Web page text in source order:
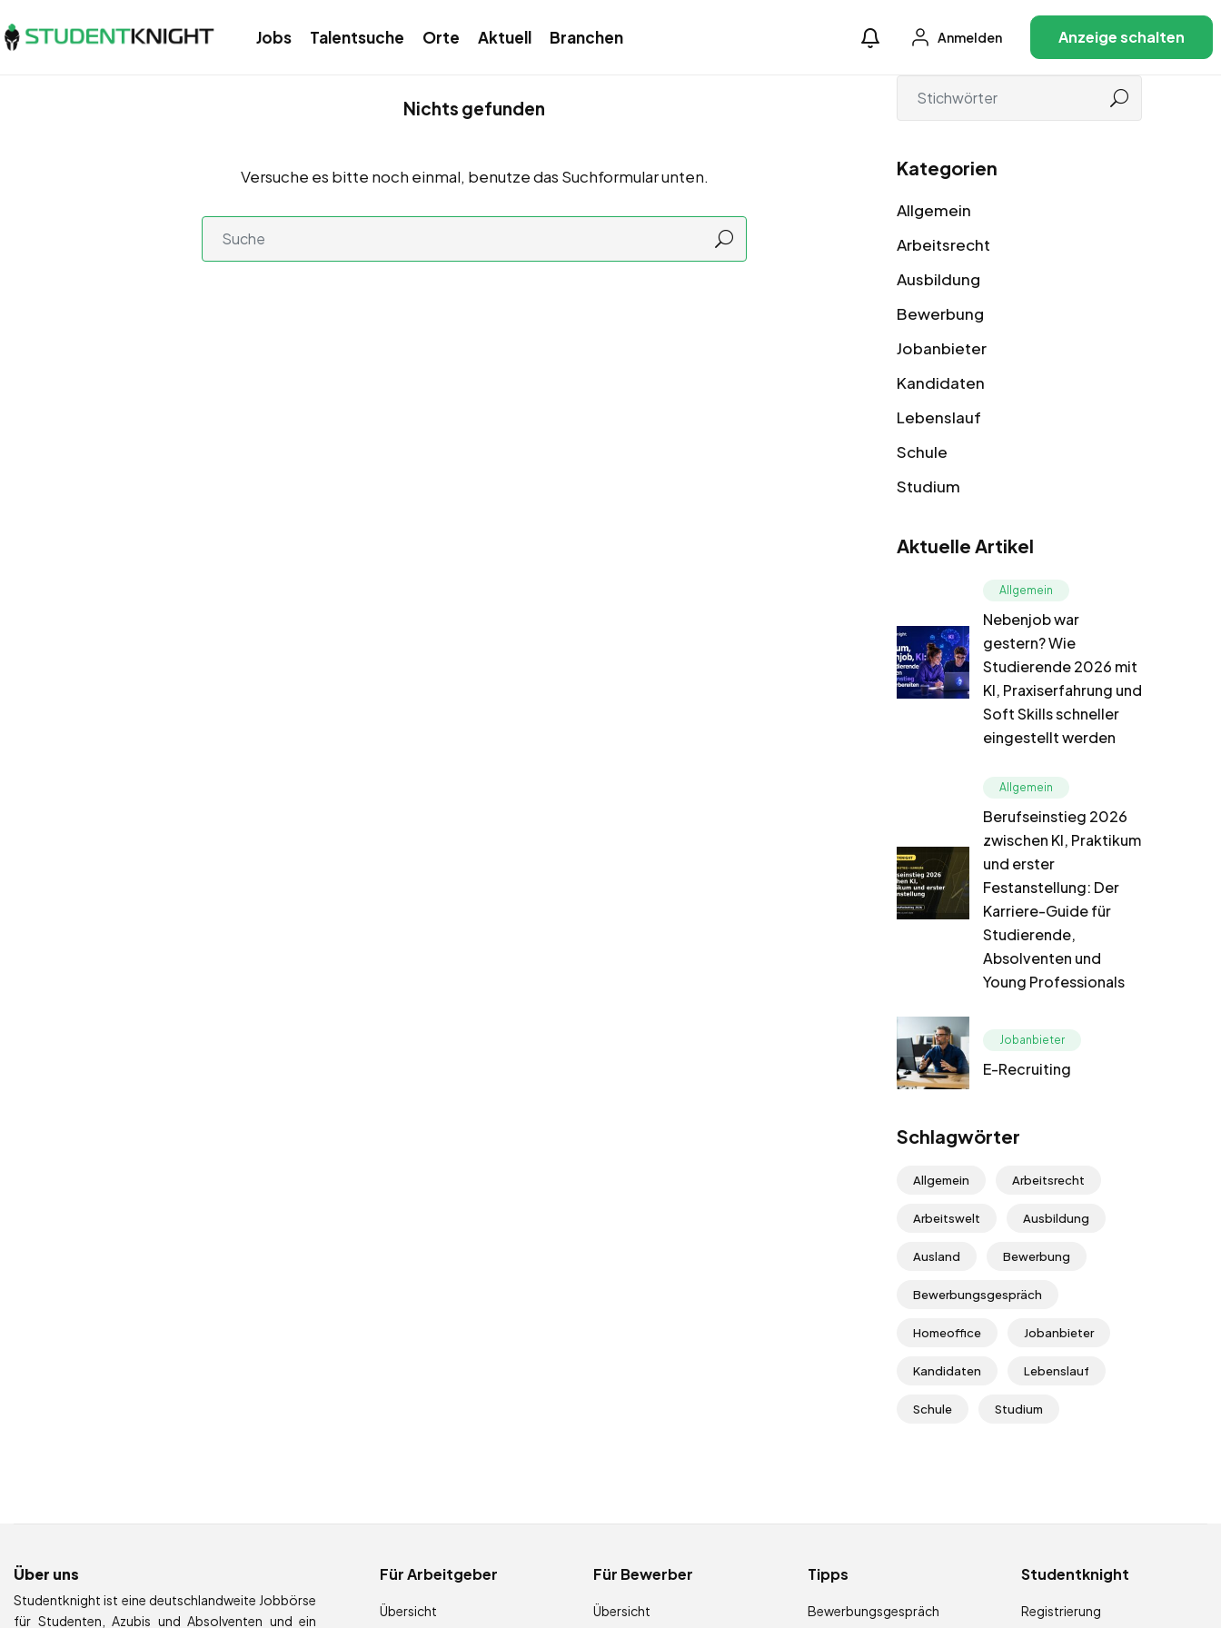
Jobs Talentsuche Orte Aktuell Branchen Anmelden Anzeige schalten
Nichts gefunden
Versuche es bitte noch einmal, benutze das Suchformular unten. Kategorien
Allgemein
Arbeitsrecht
Ausbildung
Bewerbung
Jobanbieter
Kandidaten
Lebenslauf
Schule
Studium
Aktuelle Artikel
Allgemein
Nebenjob war
gestern? Wie
Studierende 2026 mit
KI, Praxiserfahrung und
Soft Skills schneller
eingestellt werden
Allgemein
Berufseinstieg 2026
zwischen KI, Praktikum
und erster
Festanstellung: Der
Karriere-Guide für
Studierende,
Absolventen und
Young Professionals
Jobanbieter
E-Recruiting
Schlagwörter
Allgemein Arbeitsrecht
Arbeitswelt Ausbildung
Ausland Bewerbung
Bewerbungsgespräch
Homeoffice Jobanbieter
Kandidaten Lebenslauf
Schule Studium
Über uns
Studentknight ist eine deutschlandweite Jobbörse
für Studenten, Azubis und Absolventen und ein
Für Arbeitgeber
Übersicht
Für Bewerber
Übersicht
Tipps
Bewerbungsgespräch
Studentknight
Registrierung